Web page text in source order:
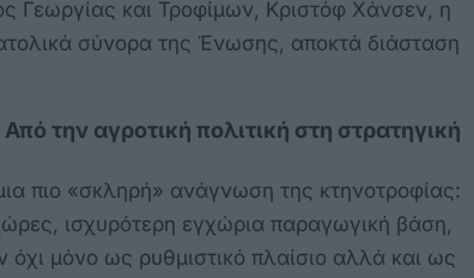
Γεωργίας και Τροφίμων, Κριστόφ Χάνσεν, η
σύνορα της Ένωσης, αποκτά διάσταση
την αγροτική πολιτική στη στρατηγική
πιο «σκληρή» ανάγνωση της κτηνοτροφίας:
ισχυρότερη εγχώρια παραγωγική βάση,
όχι μόνο ως ρυθμιστικό πλαίσιο αλλά και ως